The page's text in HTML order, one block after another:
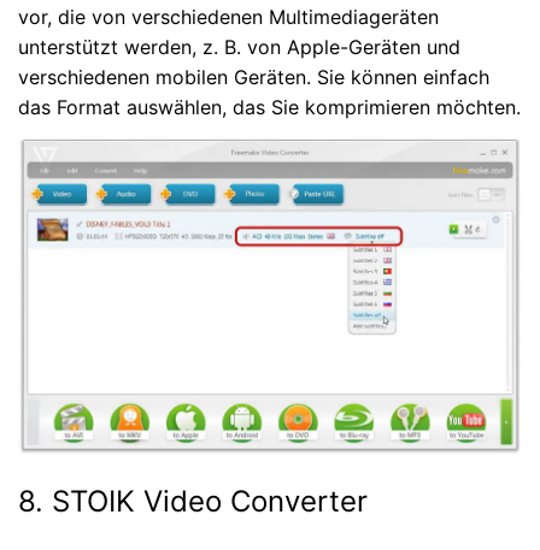
vor, die von verschiedenen Multimediageräten
unterstützt werden, z. B. von Apple-Geräten und
verschiedenen mobilen Geräten. Sie können einfach
das Format auswählen, das Sie komprimieren möchten.
8. STOIK Video Converter